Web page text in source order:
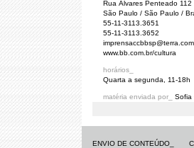
Rua Álvares Penteado 112
São Paulo / São Paulo /
55-11-3113.3651
55-11-3113.3652
www.bb.com.br/cultura
horários_
Quarta a segunda, 11-18h
matéria enviada por_ Sofia
ENVIO DE CONTEÚDO_